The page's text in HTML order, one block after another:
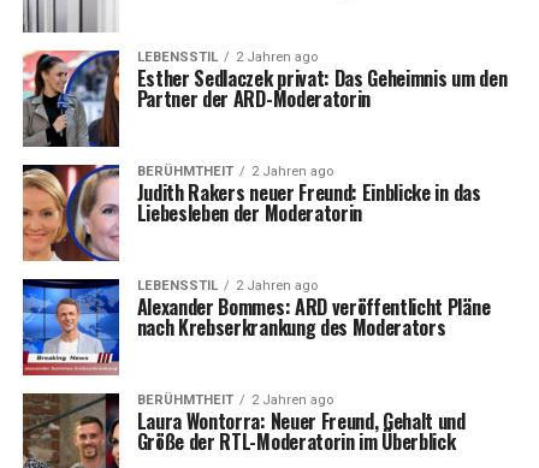
LEBENSSTIL 2 Jahren ago
Esther Sedlaczek privat: Das Geheimnis um den
Partner der ARD-Moderatorin
BERÜHMTHEIT 2 Jahren ago
Judith Rakers neuer Freund: Einblicke in das
Liebesleben der Moderatorin
LEBENSSTIL 2 Jahren ago
Alexander Bommes: ARD veröffentlicht Pläne
nach Krebserkrankung des Moderators
BERÜHMTHEIT 2 Jahren ago
Laura Wontorra: Neuer Freund, Gehalt und
Größe der RTL-Moderatorin im Überblick